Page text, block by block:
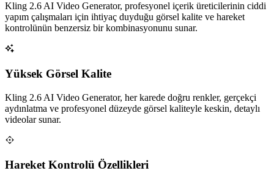
Kling 2.6 AI Video Generator, profesyonel içerik üreticilerinin ciddi
yapım çalışmaları için ihtiyaç duyduğu görsel kalite ve hareket
kontrolünün benzersiz bir kombinasyonunu sunar.
Yüksek Görsel Kalite
Kling 2.6 AI Video Generator, her karede doğru renkler, gerçekçi
aydınlatma ve profesyonel düzeyde görsel kaliteyle keskin, detaylı
videolar sunar.
Hareket Kontrolü Özellikleri